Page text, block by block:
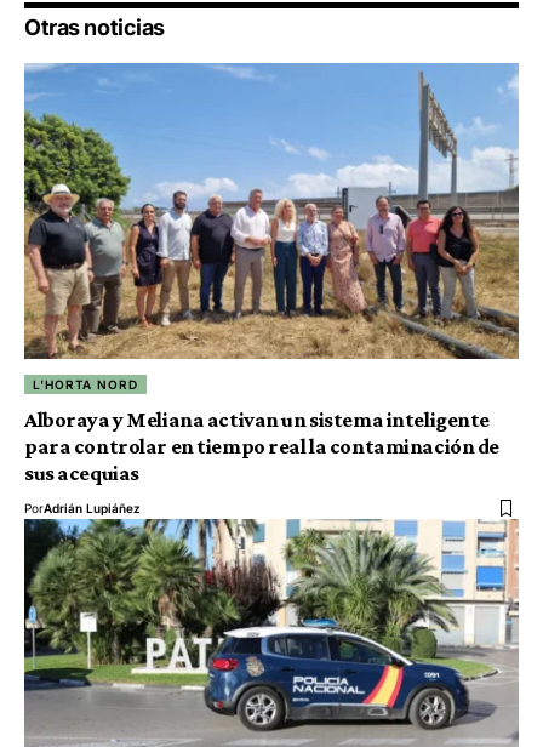
Otras noticias
L'HORTA NORD
Alboraya y Meliana activan un sistema inteligente
para controlar en tiempo real la contaminación de
sus acequias
PorAdrián Lupiáñez